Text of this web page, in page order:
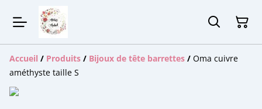
Accueil / Produits / Bijoux de tête barrettes / Oma cuivre
améthyste taille S